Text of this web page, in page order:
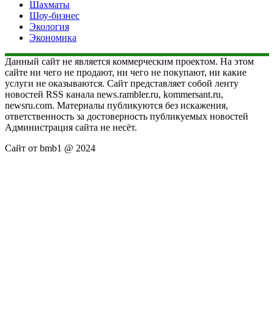
Шахматы
Шоу-бизнес
Экология
Экономика
Данный сайт не является коммерческим проектом. На этом
сайте ни чего не продают, ни чего не покупают, ни какие
услуги не оказываются. Сайт представляет собой ленту
новостей RSS канала news.rambler.ru, kommersant.ru,
newsru.com. Материалы публикуются без искажения,
ответственность за достоверность публикуемых новостей
Администрация сайта не несёт.
Сайт от bmb1 @ 2024